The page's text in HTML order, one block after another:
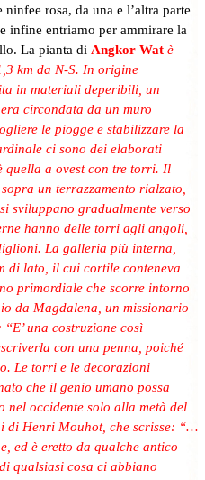
rosa, da una e l’altra parte
infine entriamo per ammirare la
La pianta di Angkor Wat è
km da N-S. In origine
in materiali deperibili, un
circondata da un muro
le piogge e stabilizzare la
ci sono dei elaborati
quella a ovest con tre torri. Il
un terrazzamento rialzato,
sviluppano gradualmente verso
hanno delle torri agli angoli,
La galleria più interna,
di lato, il cui cortile conteneva
primordiale che scorre intorno
da Magdalena, un missionario
una costruzione così
con una penna, poiché
Le torri e le decorazioni
che il genio umano possa
nel occidente solo alla metà del
di Henri Mouhot, che scrisse: “…
ed è eretto da qualche antico
qualsiasi cosa ci abbiano